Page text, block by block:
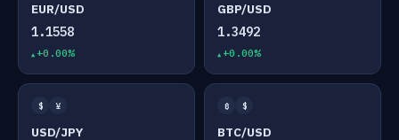
EUR/USD
1.1558
+0.00%
GBP/USD
1.3492
+0.00%
$ ¥
USD/JPY
₿ $
BTC/USD